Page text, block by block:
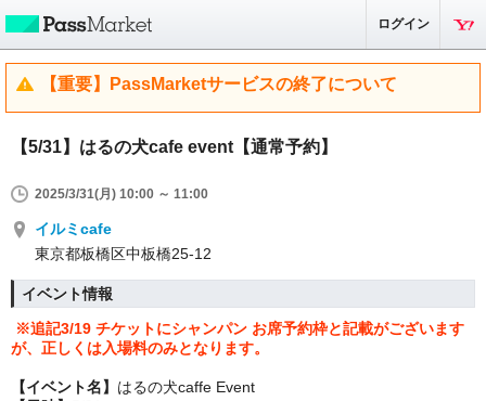
ログイン
【重要】PassMarketサービスの終了について
【5/31】はるの犬cafe event【通常予約】
2025/3/31(月) 10:00 ～ 11:00
イルミcafe
東京都板橋区中板橋25-12
イベント情報
※追記3/19 チケットにシャンパン お席予約枠と記載がございます
が、正しくは入場料のみとなります。
【イベント名】 はるの犬caffe Event